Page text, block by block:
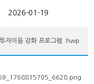
2026-01-19
자이음 강화 프로그램 .hwp